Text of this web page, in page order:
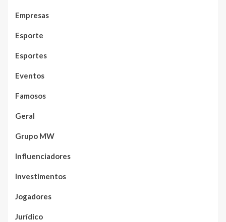
Empresas
Esporte
Esportes
Eventos
Famosos
Geral
Grupo MW
Influenciadores
Investimentos
Jogadores
Jurídico